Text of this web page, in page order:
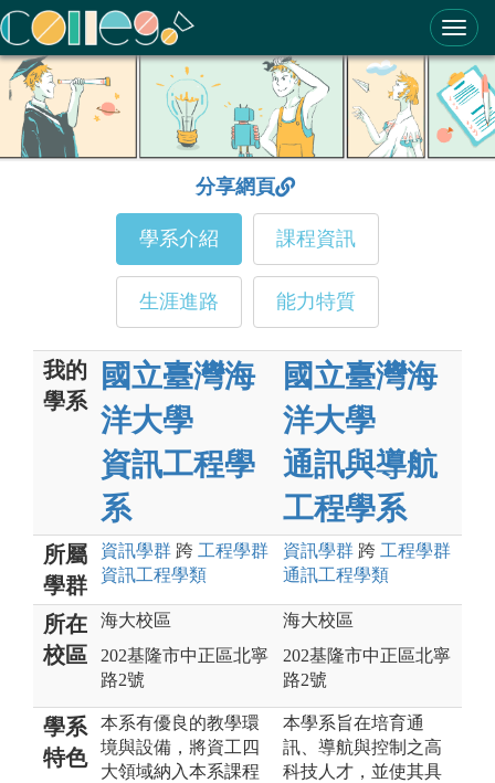
ColleGo! 大學選才與高中育才輔助系統
分享網頁
學系介紹 課程資訊
生涯進路 能力特質
我的
學系
國立臺灣海
洋大學
資訊工程學
系
國立臺灣海
洋大學
通訊與導航
工程學系
所屬
學群
資訊學群 跨 工程學群
資訊工程學類
資訊學群 跨 工程學群
通訊工程學類
所在
校區
海大校區
202基隆市中正區北寧
路2號
海大校區
202基隆市中正區北寧
路2號
學系
特色
本系有優良的教學環
境與設備，將資工四
大領域納入本系課程
本學系旨在培育通
訊、導航與控制之高
科技人才，並使其具